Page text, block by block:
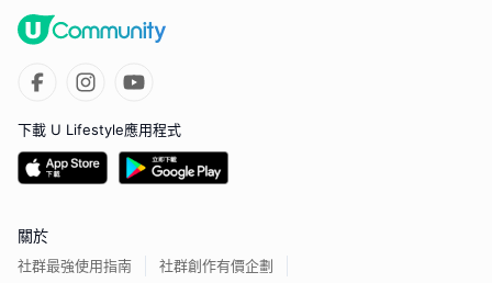
下載 U Lifestyle應用程式
關於
社群最強使用指南 社群創作有價企劃